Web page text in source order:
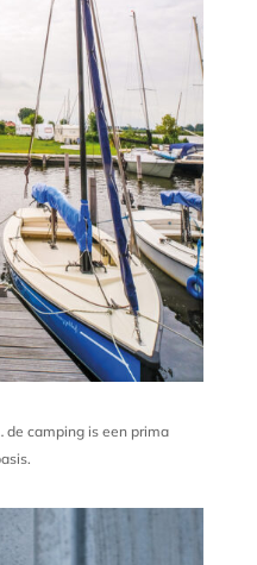
de camping is een prima